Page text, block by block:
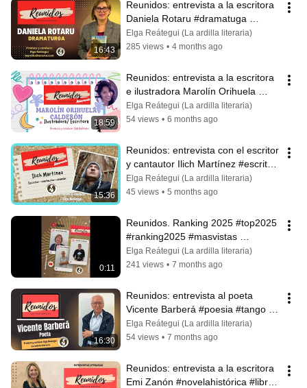
16:43
Reunidos: entrevista a la escritora
Daniela Rotaru #dramatuga
#teatro #libros #híbrido #escritora
Elga Reátegui (La ardilla literaria)
285 views • 4 months ago
18:59
Reunidos: entrevista a la escritora
e ilustradora Marolín Orihuela
Calderón #cuentos #valores
Elga Reátegui (La ardilla literaria)
54 views • 6 months ago
15:36
Reunidos: entrevista con el escritor
y cantautor Ilich Martínez #escritor
#chamán #literaturaandina
Elga Reátegui (La ardilla literaria)
45 views • 5 months ago
0:11
Reunidos. Ranking 2025 #top2025
#ranking2025 #masvistas
#reproducciones #entrevistas
#escritores
Elga Reátegui (La ardilla literaria)
241 views • 7 months ago
16:30
Reunidos: entrevista al poeta
Vicente Barberá #poesia #tango
#libros
Elga Reátegui (La ardilla literaria)
54 views • 7 months ago
Reunidos: entrevista a la escritora
Emi Zanón #novelahistórica #libros